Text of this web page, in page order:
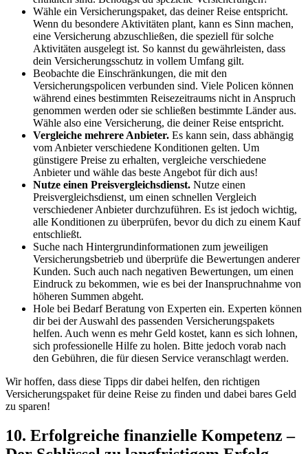
Wähle ein Versicherungspaket, das deiner Reise entspricht.
Wenn du besondere Aktivitäten plant, kann es Sinn machen,
eine Versicherung abzuschließen, die speziell für solche
Aktivitäten ausgelegt ist. So kannst du gewährleisten, dass
dein Versicherungsschutz in vollem Umfang gilt.
Beobachte die Einschränkungen, die mit den
Versicherungspolicen verbunden sind. Viele Policen können
während eines bestimmten Reisezeitraums nicht in Anspruch
genommen werden oder sie schließen bestimmte Länder aus.
Wähle also eine Versicherung, die deiner Reise entspricht.
Vergleiche mehrere Anbieter. Es kann sein, dass abhängig
vom Anbieter verschiedene Konditionen gelten. Um
günstigere Preise zu erhalten, vergleiche verschiedene
Anbieter und wähle das beste Angebot für dich aus!
Nutze einen Preisvergleichsdienst. Nutze einen
Preisvergleichsdienst, um einen schnellen Vergleich
verschiedener Anbieter durchzuführen. Es ist jedoch wichtig,
alle Konditionen zu überprüfen, bevor du dich zu einem Kauf
entschließt.
Suche nach Hintergrundinformationen zum jeweiligen
Versicherungsbetrieb und überprüfe die Bewertungen anderer
Kunden. Such auch nach negativen Bewertungen, um einen
Eindruck zu bekommen, wie es bei der Inanspruchnahme von
höheren Summen abgeht.
Hole bei Bedarf Beratung von Experten ein. Experten können
dir bei der Auswahl des passenden Versicherungspakets
helfen. Auch wenn es mehr Geld kostet, kann es sich lohnen,
sich professionelle Hilfe zu holen. Bitte jedoch vorab nach
den Gebühren, die für diesen Service veranschlagt werden.
Wir hoffen, dass diese Tipps dir dabei helfen, den richtigen
Versicherungspaket für deine Reise zu finden und dabei bares Geld
zu sparen!
10. Erfolgreiche finanzielle Kompetenz –